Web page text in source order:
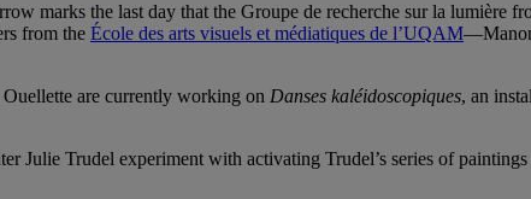
marks the last day that the Groupe de recherche sur la lumière
from the École des arts visuels et médiatiques de l’UQAM
are currently working on Danses kaléidoscopiques, an
Julie Trudel experiment with activating Trudel’s series of paintings